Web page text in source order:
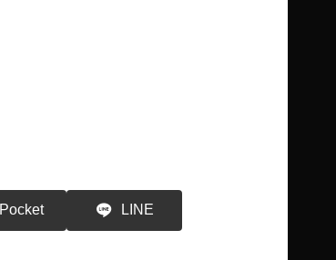
Pocket LINE